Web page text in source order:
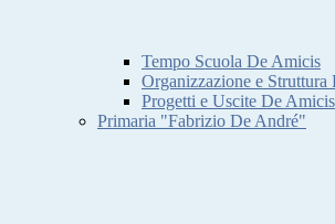
Tempo Scuola De Amicis
Organizzazione e Struttura
Progetti e Uscite De Amicis
Primaria "Fabrizio De André"